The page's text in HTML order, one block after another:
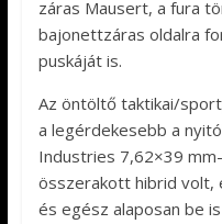
záras Mausert, a fura
bajonettzáras oldalra
puskáját is.
Az öntöltő taktikai/
a legérdekesebb a
Industries 7,62×39
összerakott hibrid
és egész alaposan be